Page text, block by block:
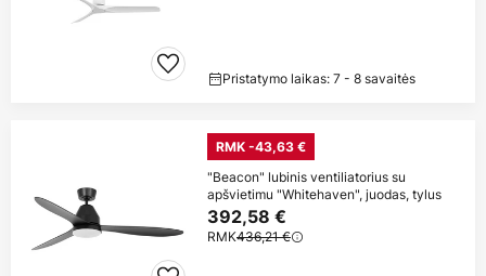
Pristatymo laikas: 7 - 8 savaitės
RMK -43,63 €
"Beacon" lubinis ventiliatorius su
apšvietimu "Whitehaven", juodas, tylus
392,58 €
RMK436,21 €